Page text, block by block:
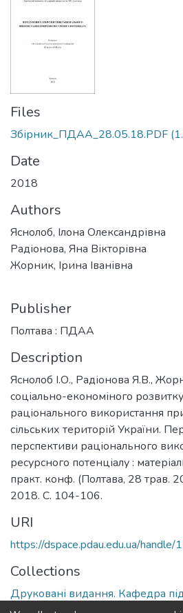
Files
Збірник_ПДАА_28.05.18.PDF
Date
2018
Authors
Яснолоб, Ілона Олександрівна
Радіонова, Яна Вікторівна
Жорник, Ірина Іванівна
Publisher
Полтава : ПДАА
Description
Яснолоб І.О., Радіонова Я.В.,
соціально-економіного
раціонального використання
сільських територій України.
перспективи раціонального
ресурсного потенціалу :
практ. конф. (Полтава, 28 трав.
2018. С. 104-106.
URI
https://dspace.pdau.edu.ua/
Collections
Друковані видання. Кафедра